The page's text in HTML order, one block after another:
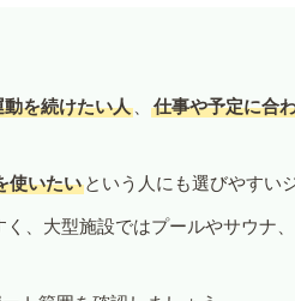
を続けたい人 、 仕事や予定に合
使いたい という人にも選びやすい
、大型施設ではプールやサウナ